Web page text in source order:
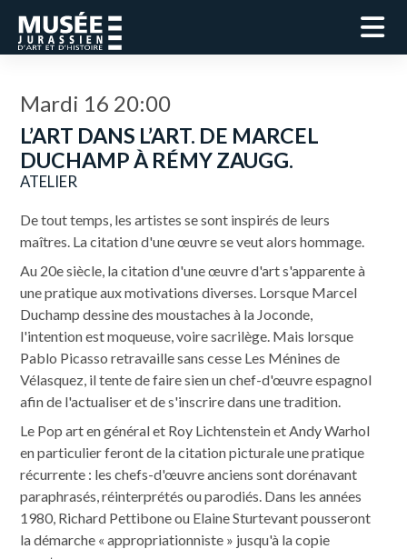
Mardi 16 20:00
L’ART DANS L’ART. DE MARCEL
DUCHAMP À RÉMY ZAUGG.
ATELIER
De tout temps, les artistes se sont inspirés de leurs
maîtres. La citation d'une œuvre se veut alors hommage.
Au 20e siècle, la citation d'une œuvre d'art s'apparente à
une pratique aux motivations diverses. Lorsque Marcel
Duchamp dessine des moustaches à la Joconde,
l'intention est moqueuse, voire sacrilège. Mais lorsque
Pablo Picasso retravaille sans cesse Les Ménines de
Vélasquez, il tente de faire sien un chef-d'œuvre espagnol
afin de l'actualiser et de s'inscrire dans une tradition.
Le Pop art en général et Roy Lichtenstein et Andy Warhol
en particulier feront de la citation picturale une pratique
récurrente : les chefs-d'œuvre anciens sont dorénavant
paraphrasés, réinterprétés ou parodiés. Dans les années
1980, Richard Pettibone ou Elaine Sturtevant pousseront
la démarche « appropriationniste » jusqu'à la copie